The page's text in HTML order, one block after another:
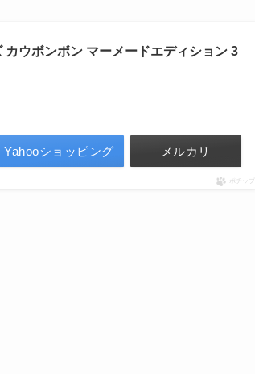
ウボンボン マーメードエディション 3
Yahooショッピング メルカリ
ポチップ